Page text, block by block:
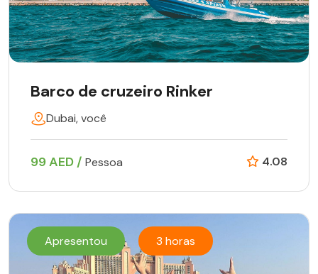
Barco de cruzeiro Rinker
Dubai, você
99 AED / Pessoa 4.08
Apresentou 3 horas